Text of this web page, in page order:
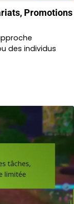
Promotions
des individus